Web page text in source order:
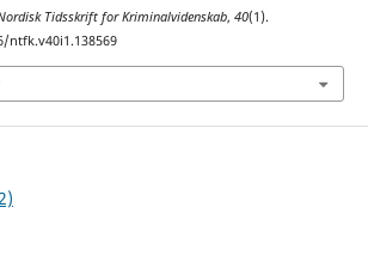
Tidsskrift for Kriminalvidenskab, 40(1).